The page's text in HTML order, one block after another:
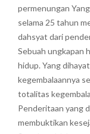
permenungan
selama 25 tahun
dahsyat dari
Sebuah ungkapan
hidup. Yang
kegembalaannya
totalitas
Penderitaan yang
membuktikan